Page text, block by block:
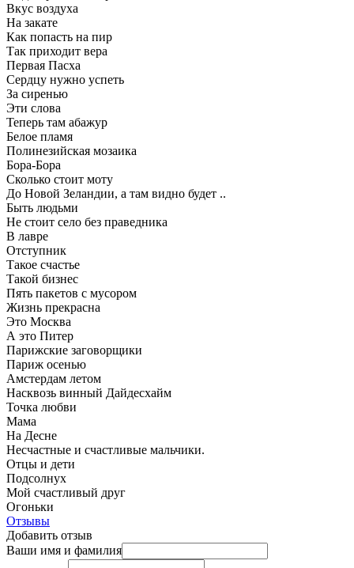
Вкус воздуха
На закате
Как попасть на пир
Так приходит вера
Первая Пасха
Сердцу нужно успеть
За сиренью
Эти слова
Теперь там абажур
Белое пламя
Полинезийская мозаика
Бора-Бора
Сколько стоит моту
До Новой Зеландии, а там видно будет ..
Быть людьми
Не стоит село без праведника
В лавре
Отступник
Такое счастье
Такой бизнес
Пять пакетов с мусором
Жизнь прекрасна
Это Москва
А это Питер
Парижские заговорщики
Париж осенью
Амстердам летом
Насквозь винный Дайдесхайм
Точка любви
Мама
На Десне
Несчастные и счастливые мальчики.
Отцы и дети
Подсолнух
Мой счастливый друг
Огоньки
Отзывы
Добавить отзыв
Ваши имя и фамилия